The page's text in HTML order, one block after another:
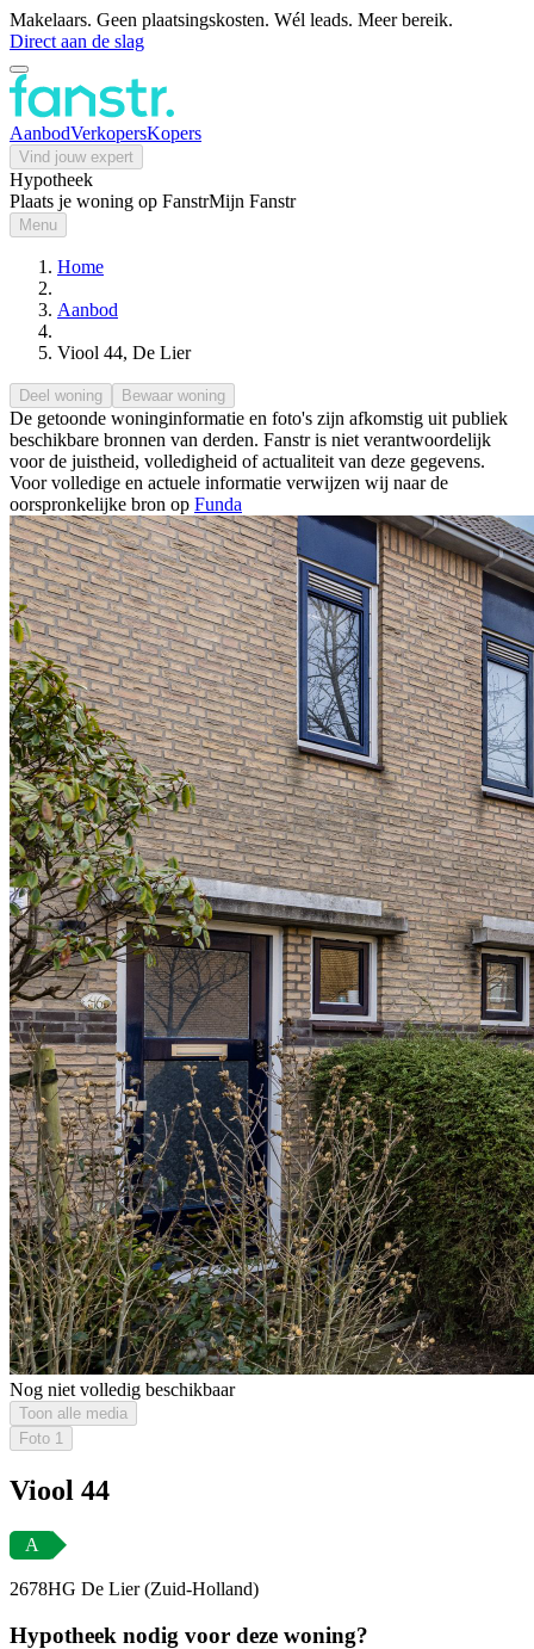
Makelaars. Geen plaatsingskosten. Wél leads. Meer bereik.
Direct aan de slag
AanbodVerkopersKopers
Vind jouw expert
Hypotheek
Plaats je woning op FanstrMijn Fanstr
Menu
Home
Aanbod
Viool 44, De Lier
Deel woning Bewaar woning
De getoonde woninginformatie en foto's zijn afkomstig uit publiek
beschikbare bronnen van derden. Fanstr is niet verantwoordelijk
voor de juistheid, volledigheid of actualiteit van deze gegevens.
Voor volledige en actuele informatie verwijzen wij naar de
oorspronkelijke bron op Funda
Nog niet volledig beschikbaar
Toon alle media
Foto 1
Viool 44
A
2678HG De Lier (Zuid-Holland)
Hypotheek nodig voor deze woning?